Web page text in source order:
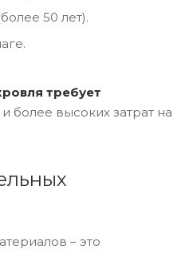
50 лет).
требует
и более высоких затрат на
– это